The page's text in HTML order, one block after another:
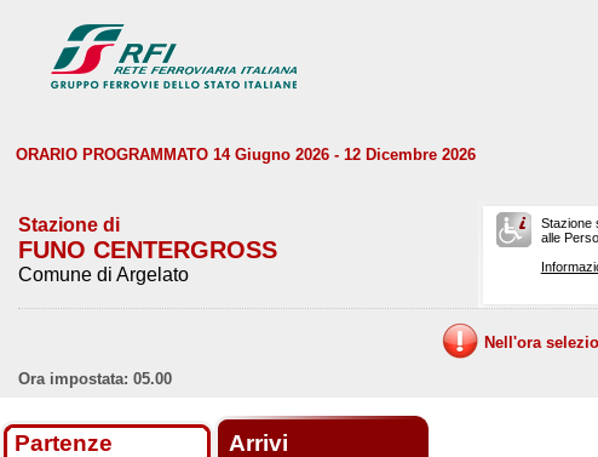
ORARIO PROGRAMMATO 14 Giugno 2026 - 12 Dicembre 2026
Stazione di
FUNO CENTERGROSS
Comune di Argelato
Stazione
alle
Nell'ora
Ora impostata: 05.00
Partenze Arrivi